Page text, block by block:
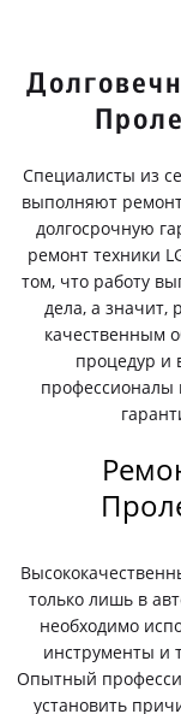
Специалисты из
выполняют
долгосрочную
ремонт техники
том, что работу
дела, а значит,
качественным
процедур и
профессионалы
только лишь в
необходимо
инструменты и
Опытный
установить